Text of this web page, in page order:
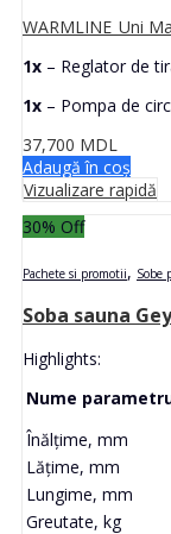
WARMLINE_Uni
1x – Reglator de
1x – Pompa de
37,700 MDL
Adaugă în coș
Vizualizare rapidă
30% Off
Pachete si promotii, Sobe
Soba sauna
Highlights:
Nume
Înălțime, mm
Lățime, mm
Lungime, mm
Greutate, kg